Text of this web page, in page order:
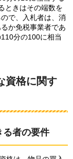
ときはその端数を
で、入札者は、消
か免税事業者であ
分の100に相当
資格に関す
る者の要件